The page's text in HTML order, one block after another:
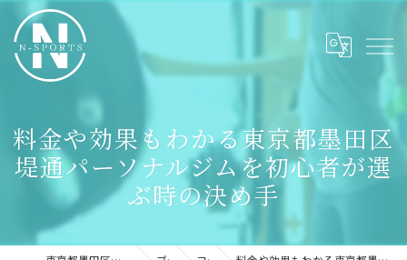
料金や効果もわかる東京都墨田区
堤通パーソナルジムを初心者が選
ぶ時の決め手